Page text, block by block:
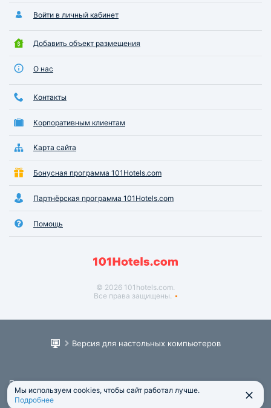
Войти в личный кабинет
Добавить объект размещения
О нас
Контакты
Корпоративным клиентам
Карта сайта
Бонусная программа 101Hotels.com
Партнёрская программа 101Hotels.com
Помощь
© 2026 101hotels.com.
Все права защищены.
Версия для настольных компьютеров
Пользовательское соглашение
Юридическая информация
Политика обработки персональных данных
Мы используем cookies, чтобы сайт работал лучше.
Подробнее